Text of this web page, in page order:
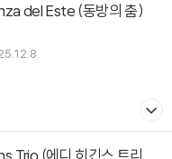
del Este (동방의 춤)